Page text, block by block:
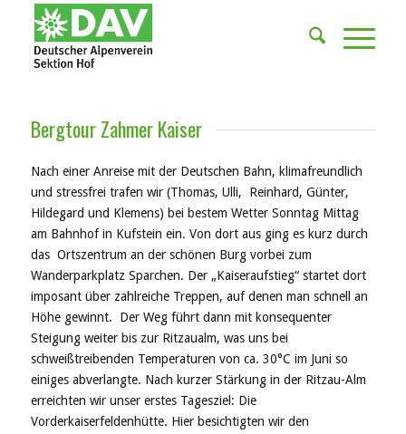
Bergtour Zahmer Kaiser
Nach einer Anreise mit der Deutschen Bahn, klimafreundlich
und stressfrei trafen wir (Thomas, Ulli, Reinhard, Günter,
Hildegard und Klemens) bei bestem Wetter Sonntag Mittag
am Bahnhofin Kufstein ein. Von dort aus ging es kurz durch
das Ortszentrum an der schönen Burg vorbei zum
Wanderparkplatz Sparchen. Der „Kaiseraufstieg“ startet dort
imposant über zahlreiche Treppen, auf denen man schnell an
Höhe gewinnt. Der Weg führt dann mit konsequenter
Steigung weiter bis zur Ritzaualm, wasuns bei
schweißtreibenden Temperaturen von ca. 30°C im Juni so
einiges abverlangte. Nach kurzer Stärkung in der Ritzau-Alm
erreichten wir unser erstes Tagesziel: Die
Vorderkaiserfeldenhütte. Hier besichtigten wir den